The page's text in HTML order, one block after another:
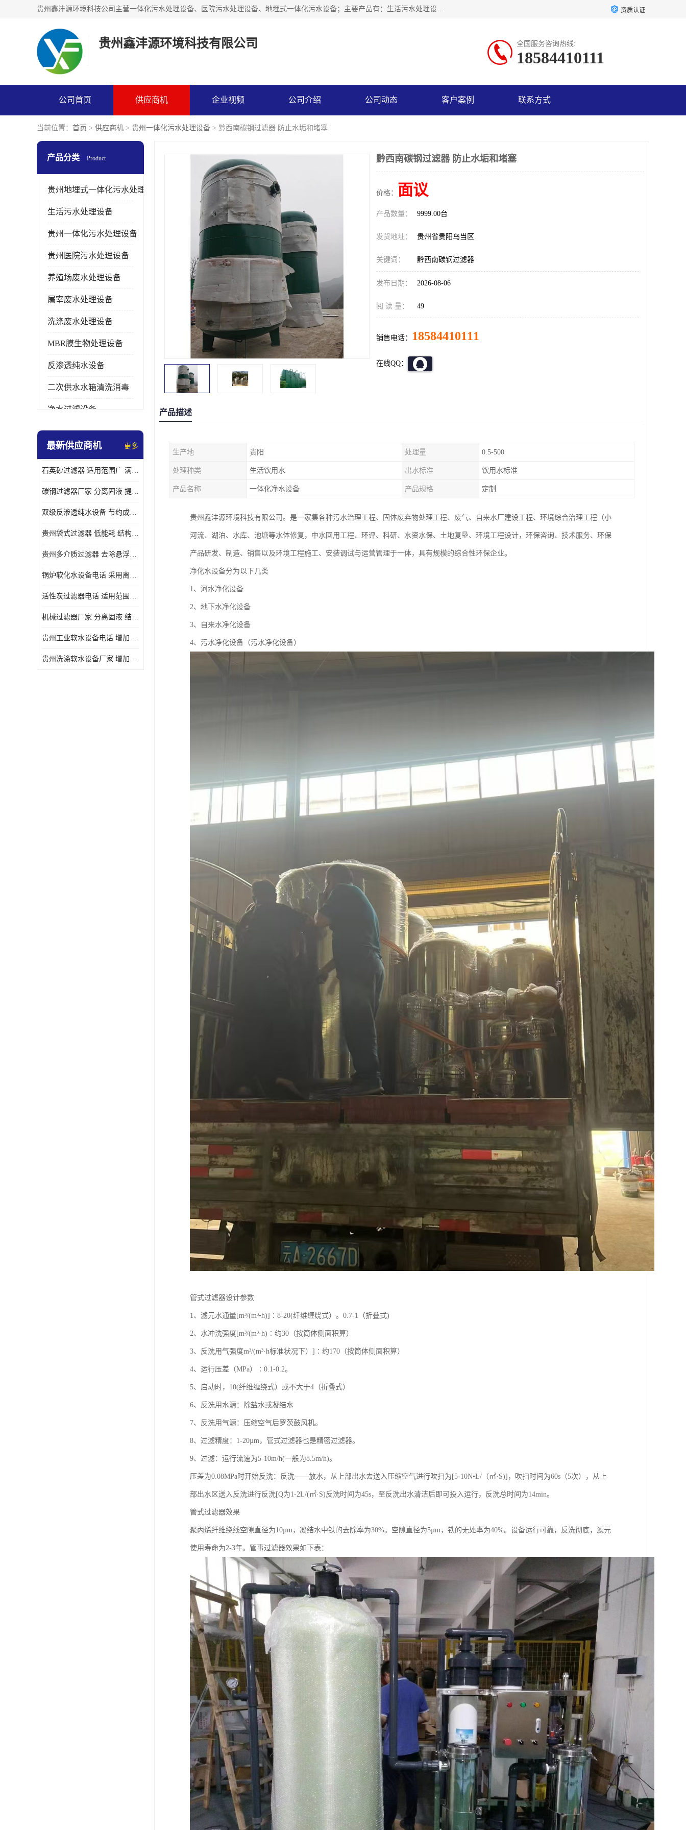
贵州鑫沣源环境科技公司主营一体化污水处理设备、医院污水处理设备、地埋式一体化污水设备；主要产品有：生活污水处理设备，养殖场废水处理设备，屠宰废水处理设备，洗涤废水处理设备，MBR膜生物处理设备，反渗透纯水设备，二次供水水箱清洗消毒，净水过滤设备，软水设备等。欢迎新老顾客来电咨询！ 资质认证
贵州鑫沣源环境科技有限公司 全国服务咨询热线:
18584410111
公司首页 供应商机 企业视频 公司介绍 公司动态 客户案例 联系方式
当前位置： 首页 > 供应商机 > 贵州一体化污水处理设备 > 黔西南碳钢过滤器 防止水垢和堵塞
产品分类 Product
贵州地埋式一体化污水处理设备
生活污水处理设备
贵州一体化污水处理设备
贵州医院污水处理设备
养殖场废水处理设备
屠宰废水处理设备
洗涤废水处理设备
MBR膜生物处理设备
反渗透纯水设备
二次供水水箱清洗消毒
净水过滤设备
软水设备
最新供应商机 更多
石英砂过滤器 适用范围广 满足不同的需求
碳钢过滤器厂家 分离固液 提高过滤效率
双级反渗透纯水设备 节约成本 提供高纯度水
贵州袋式过滤器 低能耗 结构简单
贵州多介质过滤器 去除悬浮物 防止水垢和堵塞
锅炉软化水设备电话 采用离子交换技术 减少维修和更换的成本
活性炭过滤器电话 适用范围广 防止水垢和堵塞
机械过滤器厂家 分离固液 结构简单
贵州工业软水设备电话 增加清洁效果 使水更加清澈 干净
贵州洗涤软水设备厂家 增加清洁效果 减少维修和更换的成本
黔西南碳钢过滤器 防止水垢和堵塞
价格： 面议
产品数量： 9999.00台
发货地址： 贵州省贵阳乌当区
关键词： 黔西南碳钢过滤器
发布日期： 2026-08-06
阅 读 量： 49
销售电话： 18584410111
在线QQ：
产品描述
生产地 贵阳 处理量 0.5-500
处理种类 生活饮用水 出水标准 饮用水标准
产品名称 一体化净水设备 产品规格 定制
贵州鑫沣源环境科技有限公司。是一家集各种污水治理工程、固体废弃物处理工程、废气、自来水厂建设工程、环境综合治理工程（小
河流、湖泊、水库、池塘等水体修复，中水回用工程、环评、科研、水资水保、土地复垦、环境工程设计，环保咨询、技术服务、环保
产品研发、制造、销售以及环境工程施工、安装调试与运营管理于一体，具有规模的综合性环保企业。
净化水设备分为以下几类
1、河水净化设备
2、地下水净化设备
3、自来水净化设备
4、污水净化设备（污水净化设备）
管式过滤器设计参数
1、滤元水通量[m³/(m³•h)]∶8-20(纤维缠绕式）。0.7-1（折叠式)
2、水冲洗强度[m³/(m³·h)∶约30（按筒体侧面积算）
3、反洗用气强度m³/(m³·h标准状况下）]∶约170（按筒体侧面积算）
4、运行压差（MPa）∶0.1-0.2。
5、启动时，10(纤维缠绕式）或不大于4（折叠式）
6、反洗用水源：除盐水或凝结水
7、反洗用气源：压缩空气后罗茨鼓风机。
8、过滤精度：1-20µm，管式过滤器也是精密过滤器。
9、过滤：运行流速为5-10m/h(一般为8.5m/h)。
压差为0.08MPa时开始反洗：反洗——放水，从上部出水去送入压缩空气进行吹扫为[5-10N•L/（㎡·S)]，吹扫时间为60s（5次），从上
部出水区送入反洗进行反洗[Q为1-2L/(㎡·S)反洗时间为45s，至反洗出水清洁后即可投入运行，反洗总时间为14min。
管式过滤器效果
聚丙烯纤维绕线空隙直径为10µm，凝结水中铁的去除率为30%。空隙直径为5µm，铁的无处率为40%。设备运行可靠，反洗彻底，滤元
使用寿命为2-3年。管事过滤器效果如下表：